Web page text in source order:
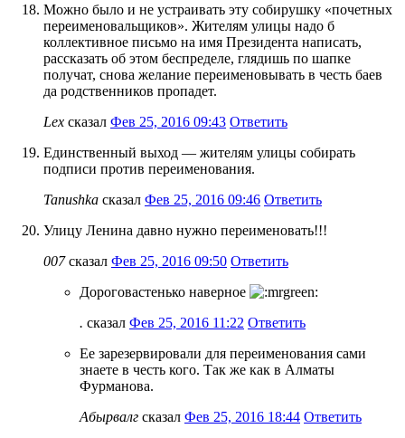
Можно было и не устраивать эту собирушку «почетных
переименовальщиков». Жителям улицы надо б
коллективное письмо на имя Президента написать,
рассказать об этом беспределе, глядишь по шапке
получат, снова желание переименовывать в честь баев
да родственников пропадет.
Lex сказал Фев 25, 2016 09:43 Ответить
Единственный выход — жителям улицы собирать
подписи против переименования.
Tanushka сказал Фев 25, 2016 09:46 Ответить
Улицу Ленина давно нужно переименовать!!!
007сказал Фев 25, 2016 09:50 Ответить
Дороговастенько наверное
. сказал Фев 25, 2016 11:22 Ответить
Ее зарезервировали для переименования сами
знаете в честь кого. Так же как в Алматы
Фурманова.
Абырвалг сказал Фев 25, 2016 18:44 Ответить